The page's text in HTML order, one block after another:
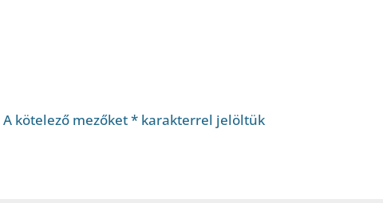
A kötelező mezőket* karakterrel jelöltük